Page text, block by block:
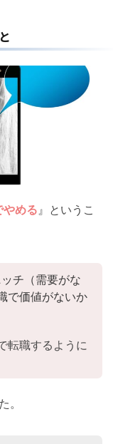
める』というこ
チ（需要がな
で価値がないか
転職するように
。